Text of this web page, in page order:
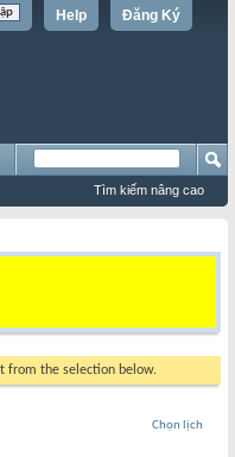
Đăng Ký
Help
Tìm kiếm nâng cao
from the selection below.
Chọn lịch